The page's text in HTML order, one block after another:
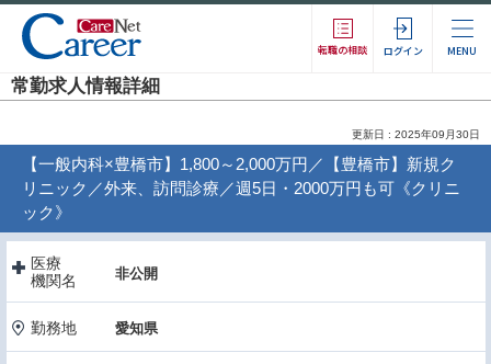
転職の相談 ログイン MENU
常勤求人情報詳細
更新日 : 2025年09月30日
【一般内科×豊橋市】1,800～2,000万円／【豊橋市】新規ク
リニック／外来、訪問診療／週5日・2000万円も可《クリニ
ック》
医療
機関名
非公開
勤務地 愛知県